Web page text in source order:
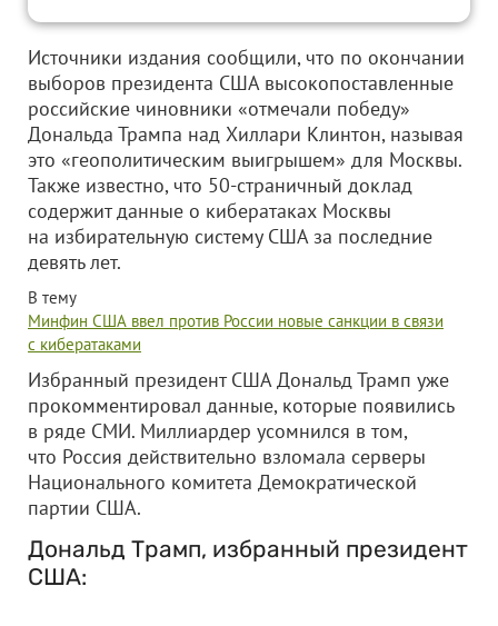
Источники издания сообщили, что по окончании
выборов президента США высокопоставленные
российские чиновники «отмечали победу»
Дональда Трампа над Хиллари Клинтон, называя
это «геополитическим выигрышем» для Москвы.
Также известно, что 50-страничный доклад
содержит данные о кибератаках Москвы
на избирательную систему США за последние
девять лет.
В тему
Минфин США ввел против России новые санкции в связи
с кибератаками
Избранный президент США Дональд Трамп уже
прокомментировал данные, которые появились
в ряде СМИ. Миллиардер усомнился в том,
что Россия действительно взломала серверы
Национального комитета Демократической
партии США.
Дональд Трамп, избранный президент
США: